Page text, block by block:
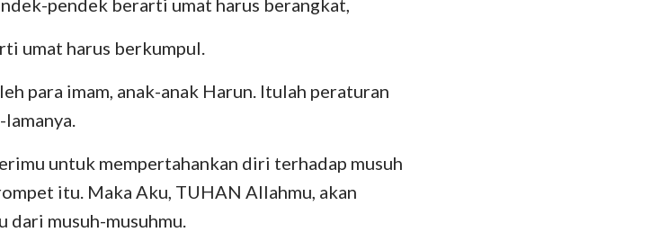
I Yohanes
Wahyu
pendek berarti umat harus berangkat,
umat harus berkumpul.
para imam, anak-anak Harun. Itulah peraturan
untuk mempertahankan diri terhadap musuh
itu. Maka Aku, TUHAN Allahmu, akan
dari musuh-musuhmu.